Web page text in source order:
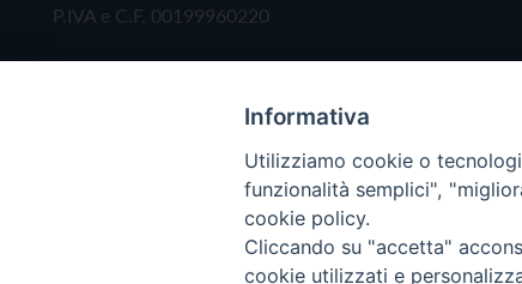
P.IVA e C.F. 00199960220
Copyright © 2019 - Tutti i diritti riservati -
Informativa
Utilizziamo cookie o
funzionalità semplici",
cookie policy.
Cliccando su "accetta"
cookie utilizzati e